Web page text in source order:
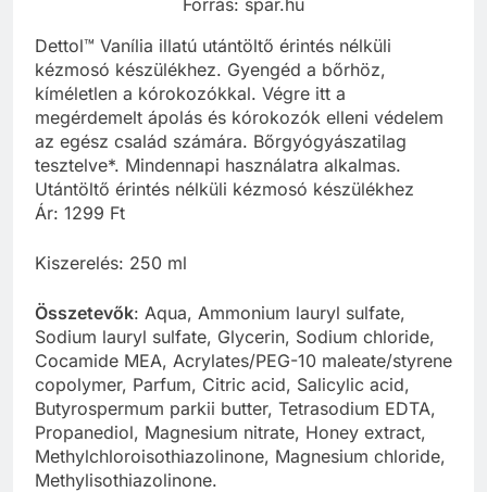
Dettol™ Vanília illatú utántöltő érintés nélküli
kézmosó készülékhez. Gyengéd a bőrhöz,
kíméletlen a kórokozókkal. Végre itt a
megérdemelt ápolás és kórokozók elleni védelem
az egész család számára. Bőrgyógyászatilag
tesztelve*. Mindennapi használatra alkalmas.
Utántöltő érintés nélküli kézmosó készülékhez
Ár: 1299 Ft
Kiszerelés: 250 ml
Összetevők: Aqua, Ammonium lauryl sulfate,
Sodium lauryl sulfate, Glycerin, Sodium chloride,
Cocamide MEA, Acrylates/PEG-10 maleate/styrene
copolymer, Parfum, Citric acid, Salicylic acid,
Butyrospermum parkii butter, Tetrasodium EDTA,
Propanediol, Magnesium nitrate, Honey extract,
Methylchloroisothiazolinone, Magnesium chloride,
Methylisothiazolinone.